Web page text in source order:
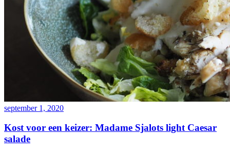
september 1, 2020
Kost voor een keizer: Madame Sjalots light Caesar
salade